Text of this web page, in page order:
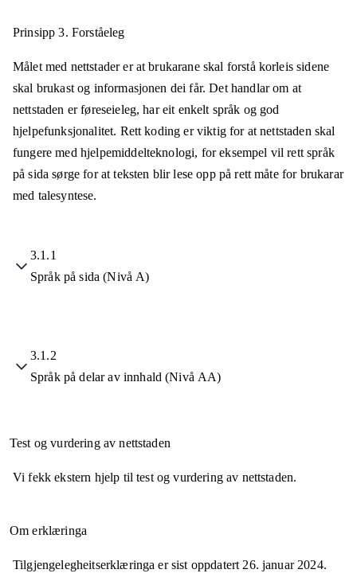
Prinsipp 3. Forståeleg
Målet med nettstader er at brukarane skal forstå korleis sidene
skal brukast og informasjonen dei får. Det handlar om at
nettstaden er føreseieleg, har eit enkelt språk og god
hjelpefunksjonalitet. Rett koding er viktig for at nettstaden skal
fungere med hjelpemiddelteknologi, for eksempel vil rett språk
på sida sørge for at teksten blir lese opp på rett måte for brukarar
med talesyntese.
3.1.1
Språk på sida (Nivå A)
3.1.2
Språk på delar av innhald (Nivå AA)
Test og vurdering av nettstaden
Vi fekk ekstern hjelp til test og vurdering av nettstaden.
Om erklæringa
Tilgjengelegheitserklæringa er sist oppdatert26. januar 2024.